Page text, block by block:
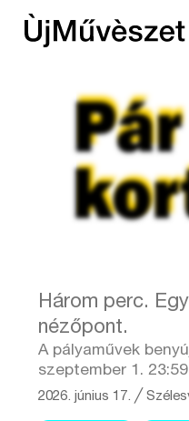
Három perc.
nézőpont.
A pályaművek
szeptember 1. 23:59
2026. június 17. ╱